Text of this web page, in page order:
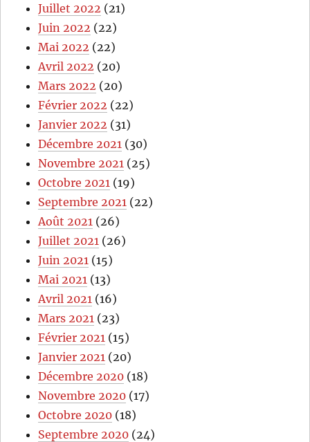
Juillet 2022 (21)
Juin 2022 (22)
Mai 2022 (22)
Avril 2022 (20)
Mars 2022 (20)
Février 2022 (22)
Janvier 2022 (31)
Décembre 2021 (30)
Novembre 2021 (25)
Octobre 2021 (19)
Septembre 2021 (22)
Août 2021 (26)
Juillet 2021 (26)
Juin 2021 (15)
Mai 2021 (13)
Avril 2021 (16)
Mars 2021 (23)
Février 2021 (15)
Janvier 2021 (20)
Décembre 2020 (18)
Novembre 2020 (17)
Octobre 2020 (18)
Septembre 2020 (24)